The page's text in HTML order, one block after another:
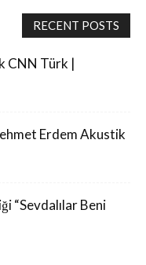
RECENT POSTS
CNN Türk |
Erdem Akustik
“Sevdalılar Beni